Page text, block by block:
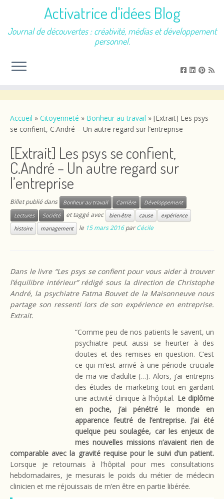
contenu
Activatrice d'idées Blog
Journal de découvertes : créativité, médias et développement
personnel.
Accueil » Citoyenneté » Bonheur au travail » [Extrait] Les psys
se confient, C.André – Un autre regard sur l’entreprise
[Extrait] Les psys se confient,
C.André – Un autre regard sur
l’entreprise
Billet publié dans Bonheur au travail Carrière
Développement
Lectures
Société et taggé avec bien-être cause
expérience
histoire
management le 15 mars 2016 parCécile
Dans le livre “Les psys se confient pour vous aider à trouver
l’équilibre intérieur” rédigé sous la direction de Christophe
André, la psychiatre Fatma Bouvet de la Maisonneuve nous
partage son ressenti lors de son expérience en entreprise.
Extrait.
“Comme peu de nos patients le savent, un
psychiatre peut aussi se heurter à des
doutes et des remises en question. C’est
ce qui m’est arrivé à une période cruciale
de ma vie d’adulte (…). Alors, j’ai entrepris
des études de marketing tout en gardant
une activité clinique à l’hôpital. Le diplôme
en poche, j’ai pénétré le monde en
apparence feutré de l’entreprise. J’ai été
quelque peu soulagée, car les enjeux de
mes nouvelles missions n’avaient rien de
comparable avec la gravité requise pour le suivi d’un patient.
Lorsque je retournais à l’hôpital pour mes consultations
hebdomadaires, je mesurais le poids du métier de médecin
clinicien et me réjouissais de m’en être en partie libérée.